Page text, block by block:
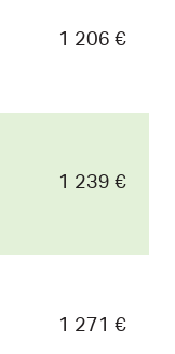
1 206 €
1 239 €
1 271 €